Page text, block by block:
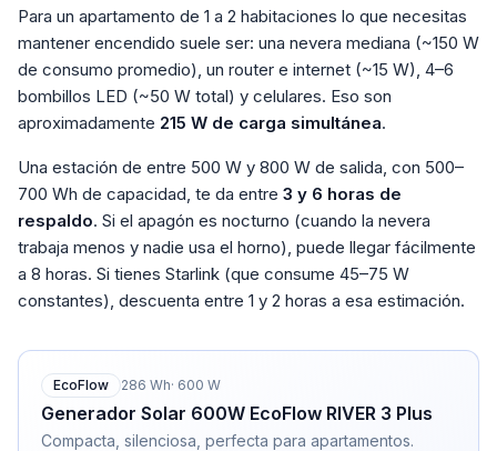
Para un apartamento de 1 a 2 habitaciones lo que necesitas
mantener encendido suele ser: una nevera mediana (~150 W
de consumo promedio), un router e internet (~15 W), 4–6
bombillos LED (~50 W total) y celulares. Eso son
aproximadamente 215 W de carga simultánea.
Una estación de entre 500 W y 800 W de salida, con 500–
700 Wh de capacidad, te da entre 3 y 6 horas de
respaldo. Si el apagón es nocturno (cuando la nevera
trabaja menos y nadie usa el horno), puede llegar fácilmente
a 8 horas. Si tienes Starlink (que consume 45–75 W
constantes), descuenta entre 1 y 2 horas a esa estimación.
EcoFlow 286 Wh· 600 W
Generador Solar 600W EcoFlow RIVER 3 Plus
Compacta, silenciosa, perfecta para apartamentos.